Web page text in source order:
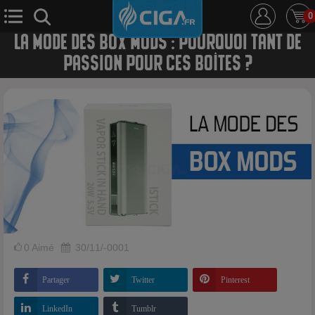
0
E-Cigarette E-Liquide
Nouveautés
LA MODE DES BOX MODS : POURQUOI TANT DE
PASSION POUR CES BOÎTES ?
0 Aimé 30/11/-0001
Partager Twitter Pinterest
LinkedIn Tumblr